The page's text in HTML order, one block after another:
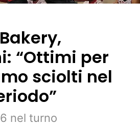
“Ottimi per
sciolti nel
nel turno